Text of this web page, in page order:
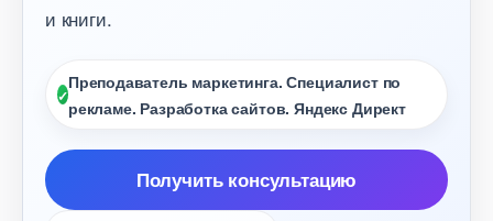
и книги.
Преподаватель маркетинга. Специалист по
рекламе. Разработка сайтов. Яндекс Директ
Получить консультацию